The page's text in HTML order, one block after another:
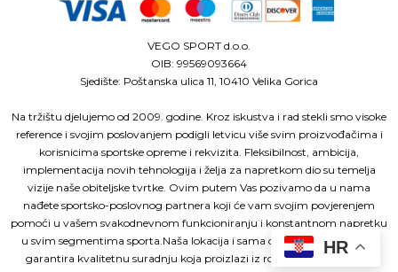
VEGO SPORT d.o.o.
OIB: 99569093664
Sjedište: Poštanska ulica 11, 10410 Velika Gorica
Na tržištu djelujemo od 2009. godine. Kroz iskustva i rad stekli smo visoke
reference i svojim poslovanjem podigli letvicu više svim proizvođačima i
korisnicima sportske opreme i rekvizita. Fleksibilnost, ambicija,
implementacija novih tehnologija i želja za napretkom dio su temelja
vizije naše obiteljske tvrtke. Ovim putem Vas pozivamo da u nama
nađete sportsko-poslovnog partnera koji će vam svojim povjerenjem
pomoći u vašem svakodnevnom funkcioniranju i konstantnom napretku
u svim segmentima sporta.Naša lokacija i sama organiziranost tvrtke
garantira kvalitetnu suradnju koja proizlazi iz roka isporuke, načina
HR